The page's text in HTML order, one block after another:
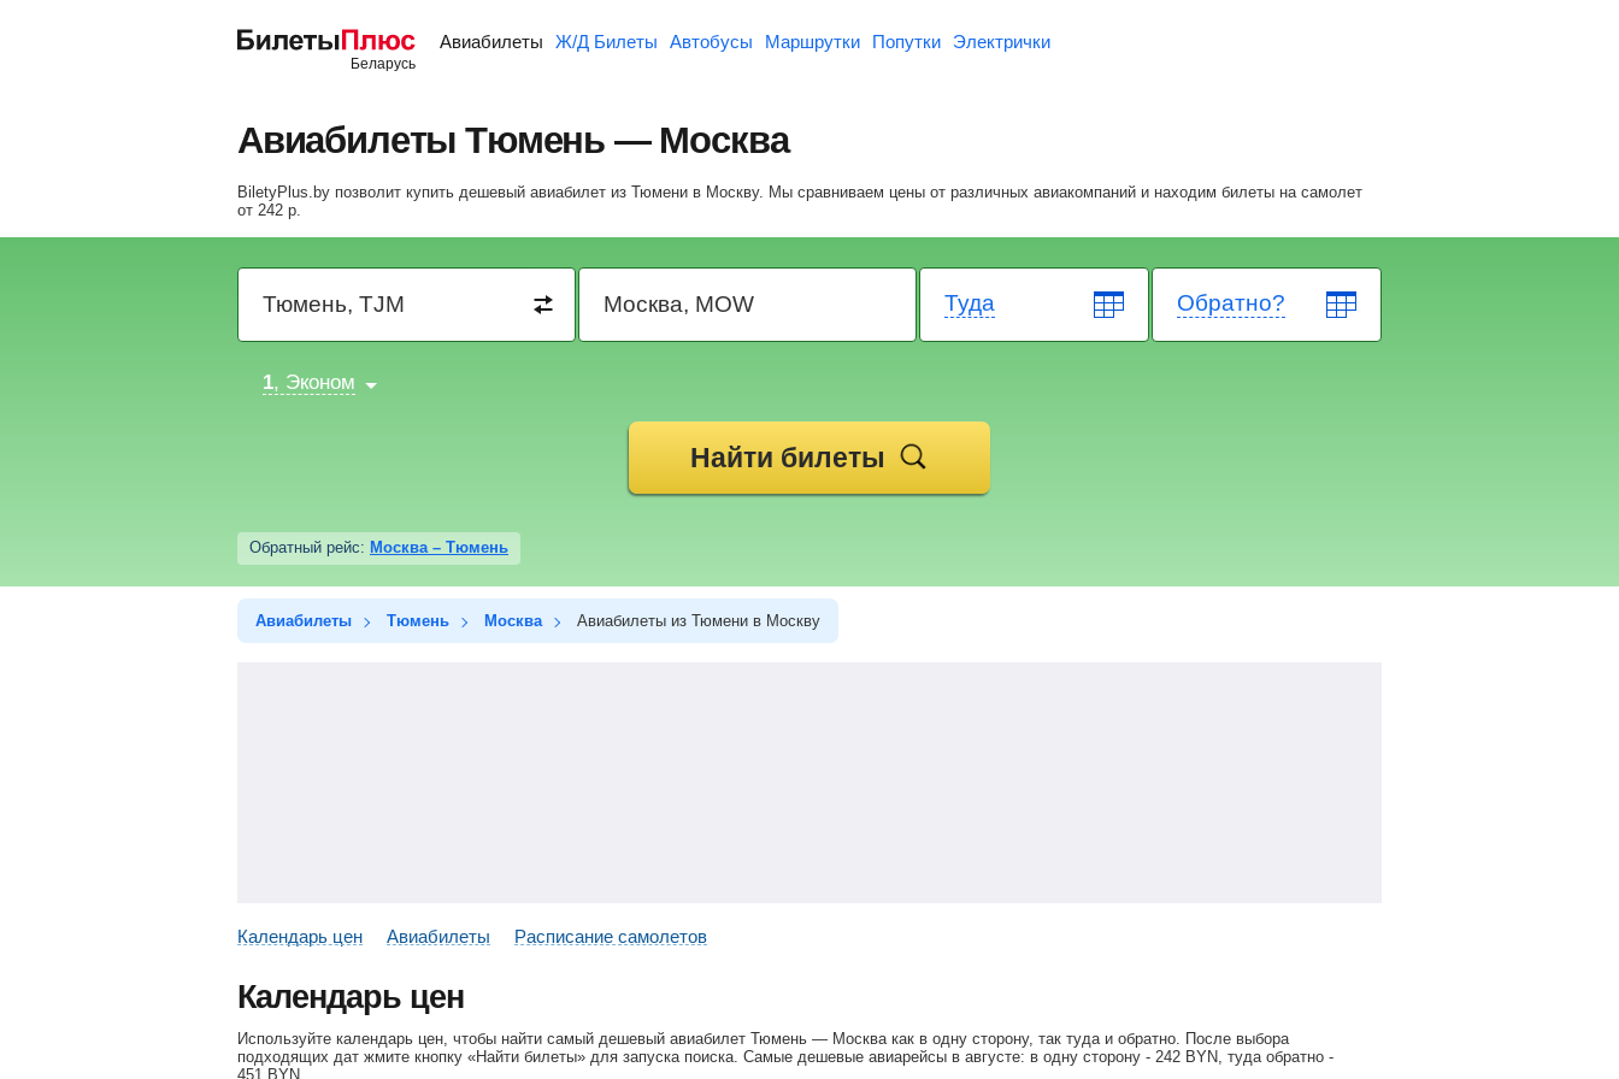
Авиабилеты Ж/Д Билеты Автобусы Маршрутки Попутки Электрички
Авиабилеты Тюмень — Москва
BiletyPlus.by позволит купить дешевый авиабилет из Тюмени в Москву. Мы сравниваем цены от различных авиакомпаний и находим билеты на самолет
от 242 р.
Туда Обратно?
1, Эконом
Найти билеты
Обратный рейс: Москва – Тюмень
Авиабилеты Тюмень Москва Авиабилеты из Тюмени в Москву
Календарь цен Авиабилеты Расписание самолетов
Календарь цен
Используйте календарь цен, чтобы найти самый дешевый авиабилет Тюмень — Москва как в одну сторону, так туда и обратно. После выбора
подходящих дат жмите кнопку «Найти билеты» для запуска поиска. Самые дешевые авиарейсы в августе: в одну сторону - 242 BYN, туда обратно -
451 BYN.